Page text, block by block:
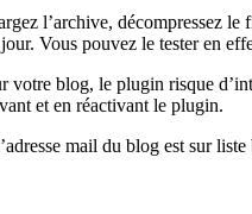
l’archive, décompressez
Vous pouvez le tester en
votre blog, le plugin risque
et en réactivant le plugin.
mail du blog est sur